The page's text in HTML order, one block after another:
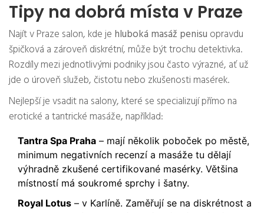
Tipy na dobrá místa v Praze
Najít v Praze salon, kde je hluboká masáž penisu opravdu
špičková a zároveň diskrétní, může být trochu detektivka.
Rozdíly mezi jednotlivými podniky jsou často výrazné, ať už
jde o úroveň služeb, čistotu nebo zkušenosti masérek.
Nejlepší je vsadit na salony, které se specializují přímo na
erotické a tantrické masáže, například:
Tantra Spa Praha – mají několik poboček po městě,
minimum negativních recenzí a masáže tu dělají
výhradně zkušené certifikované masérky. Většina
místností má soukromé sprchy i šatny.
Royal Lotus – v Karlíně. Zaměřují se na diskrétnost a